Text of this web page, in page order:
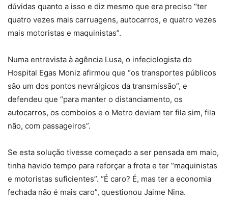
dúvidas quanto a isso e diz mesmo que era preciso “ter
quatro vezes mais carruagens, autocarros, e quatro vezes
mais motoristas e maquinistas”.
Numa entrevista à agência Lusa, o infeciologista do
Hospital Egas Moniz afirmou que “os transportes públicos
são um dos pontos nevrálgicos da transmissão”, e
defendeu que “para manter o distanciamento, os
autocarros, os comboios e o Metro deviam ter fila sim, fila
não, com passageiros”.
Se esta solução tivesse começado a ser pensada em maio,
tinha havido tempo para reforçar a frota e ter “maquinistas
e motoristas suficientes”. “É caro? É, mas ter a economia
fechada não é mais caro”, questionou Jaime Nina.